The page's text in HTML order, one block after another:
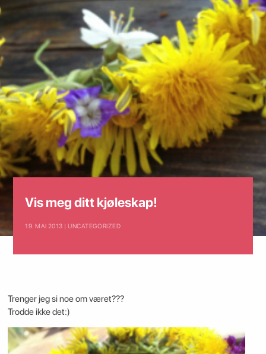
Vis meg ditt kjøleskap!
19. MAI 2013 | UNCATEGORIZED
Trenger jeg si noe om været???
Trodde ikke det:)